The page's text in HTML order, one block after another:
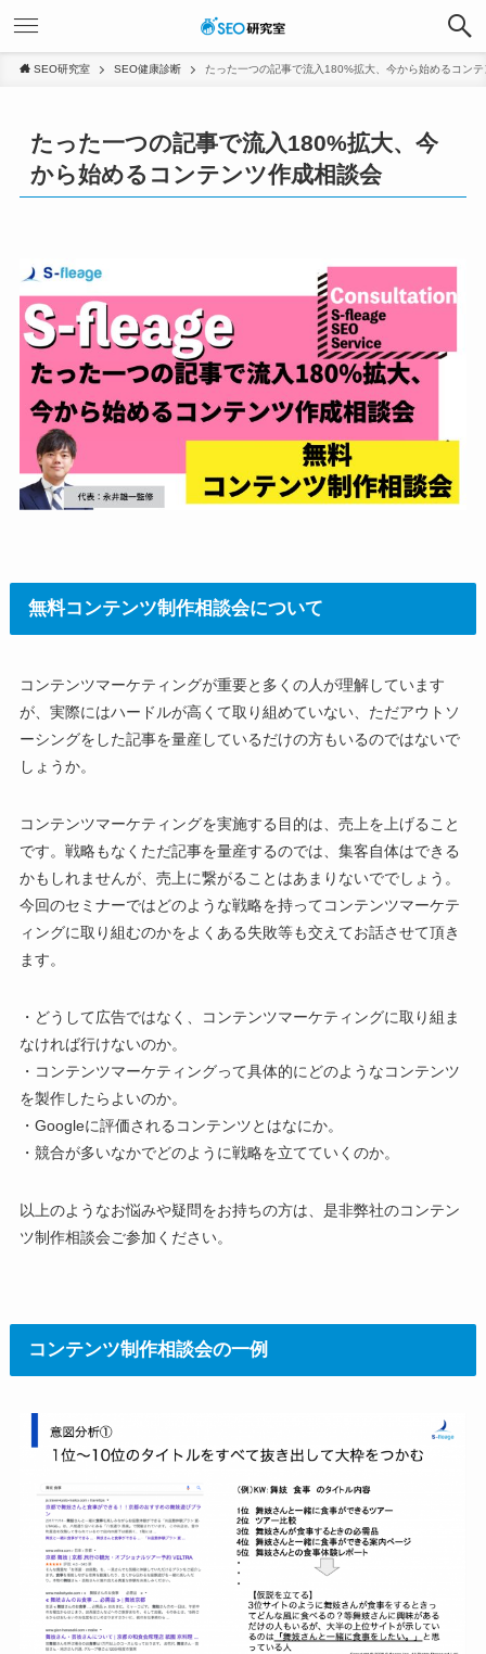
SEO研究室 SEO健康診断 たった一つの記事で流入180%拡大、今から始めるコン
たった一つの記事で流入180%拡大、今
から始めるコンテンツ作成相談会
無料コンテンツ制作相談会について
コンテンツマーケティングが重要と多くの人が理解しています
が、実際にはハードルが高くて取り組めていない、ただアウトソ
ーシングをした記事を量産しているだけの方もいるのではないで
しょうか。
コンテンツマーケティングを実施する目的は、売上を上げること
です。戦略もなくただ記事を量産するのでは、集客自体はできる
かもしれませんが、売上に繋がることはあまりないででしょう。
今回のセミナーではどのような戦略を持ってコンテンツマーケテ
ィングに取り組むのかをよくある失敗等も交えてお話させて頂き
ます。
・どうして広告ではなく、コンテンツマーケティングに取り組ま
なければ行けないのか。
・コンテンツマーケティングって具体的にどのようなコンテンツ
を製作したらよいのか。
・Googleに評価されるコンテンツとはなにか。
・競合が多いなかでどのように戦略を立てていくのか。
以上のようなお悩みや疑問をお持ちの方は、是非弊社のコンテン
ツ制作相談会ご参加ください。
コンテンツ制作相談会の一例